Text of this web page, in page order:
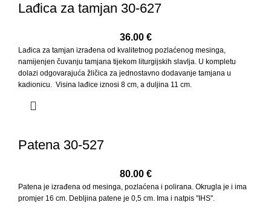
Lađica za tamjan 30-627
36.00 €
Lađica za tamjan izrađena od kvalitetnog pozlaćenog mesinga,
namijenjen čuvanju tamjana tijekom liturgijskih slavlja. U kompletu
dolazi odgovarajuća žličica za jednostavno dodavanje tamjana u
kadionicu. Visina lađice iznosi 8 cm, a duljina 11 cm.
Patena 30-527
80.00 €
Patena je izrađena od mesinga, pozlaćena i polirana. Okrugla je i ima
promjer 16 cm. Debljina patene je 0,5 cm. Ima i natpis "IHS".